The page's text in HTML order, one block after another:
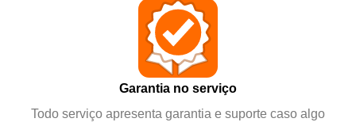
Garantia no serviço
Todo serviço apresenta garantia e suporte caso algo